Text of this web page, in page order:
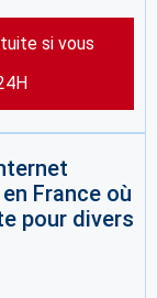
si vous
France où
pour divers